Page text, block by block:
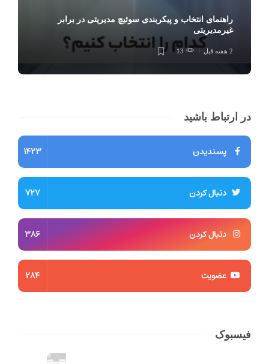
راهنمای انتخاب و پیکربندی سوئیچ مدیریتی در برابر
غیرمدیریتی
2 هفته قبل 13
در ارتباط باشید
پسندیدن 1423
دنبال کردن 727
دنبال کردن 386
عضویت 284
فیسبوک